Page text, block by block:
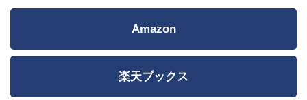
Amazon
楽天ブックス